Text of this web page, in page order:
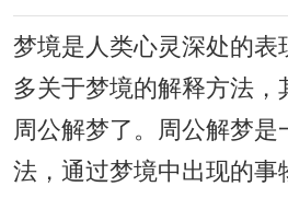
梦境是人类心灵深处的表
多关于梦境的解释方法，
周公解梦了。周公解梦是
法，通过梦境中出现的事